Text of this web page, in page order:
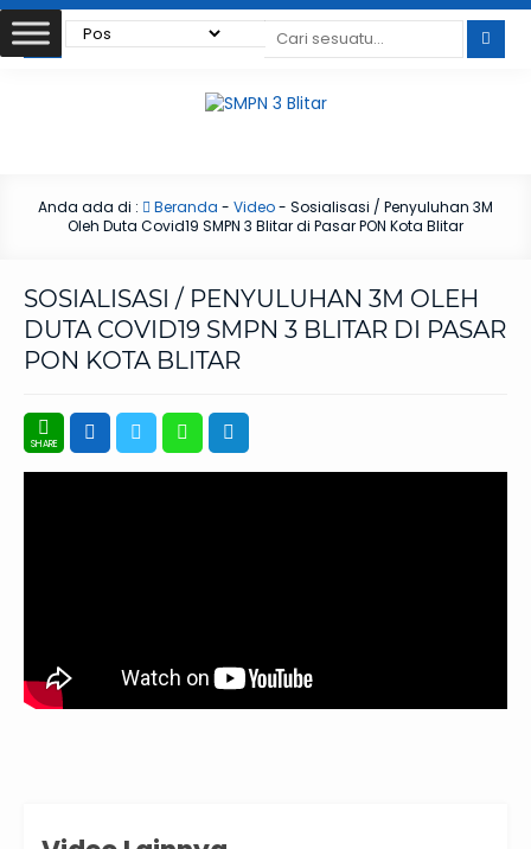
Anda ada di : Beranda - Video- Sosialisasi / Penyuluhan 3M
Oleh Duta Covid19 SMPN 3 Blitar di Pasar PON Kota Blitar
SOSIALISASI / PENYULUHAN 3M OLEH
DUTA COVID19 SMPN 3 BLITAR DI PASAR
PON KOTA BLITAR